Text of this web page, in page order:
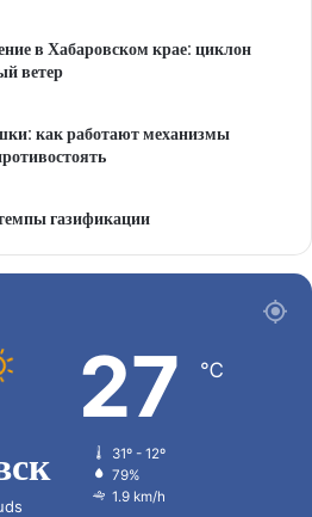
в Хабаровском крае: циклон
ветер
как работают механизмы
газификации
27 ℃
31º - 12º
79%
1.9 km/h